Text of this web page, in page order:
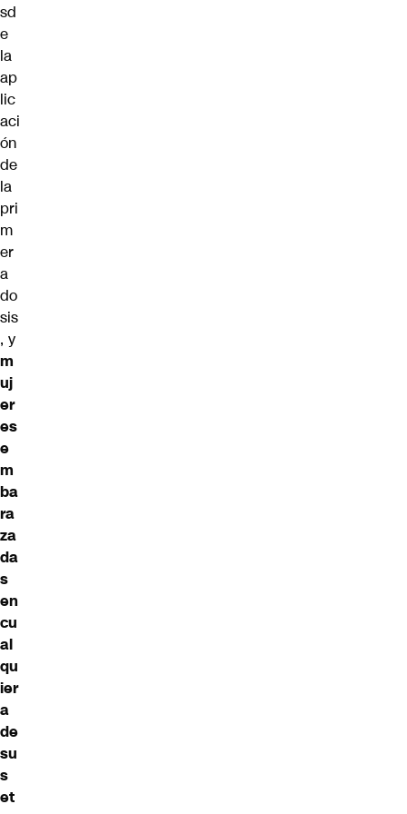
sd
e
la
ap
lic
aci
ón
de
la
pri
m
er
a
do
sis
, y
m
uj
er
es
e
m
ba
ra
za
da
s
en
cu
al
qu
ier
a
de
su
s
et